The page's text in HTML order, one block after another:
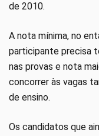
de 2010.
A nota mínima, no
participante precisa
nas provas e nota
concorrer às vagas
de ensino.
Os candidatos que